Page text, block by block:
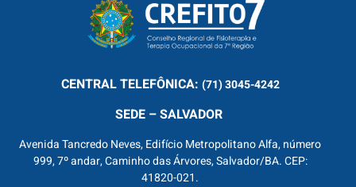
CENTRALTELEFÔNICA: (71) 3045-4242
SEDE – SALVADOR
Avenida Tancredo Neves, Edifício Metropolitano Alfa, número
999, 7º andar, Caminho das Árvores, Salvador/BA. CEP:
41820-021.